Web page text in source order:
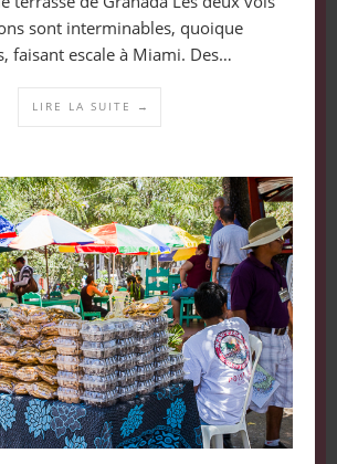
sont interminables, quoique
faisant escale à Miami. Des…
LIRE LA SUITE →